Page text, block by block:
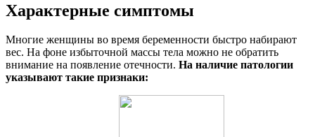
Характерные симптомы
Многие женщины во время беременности быстро набирают
вес. На фоне избыточной массы тела можно не обратить
внимание на появление отечности. На наличие патологии
указывают такие признаки: